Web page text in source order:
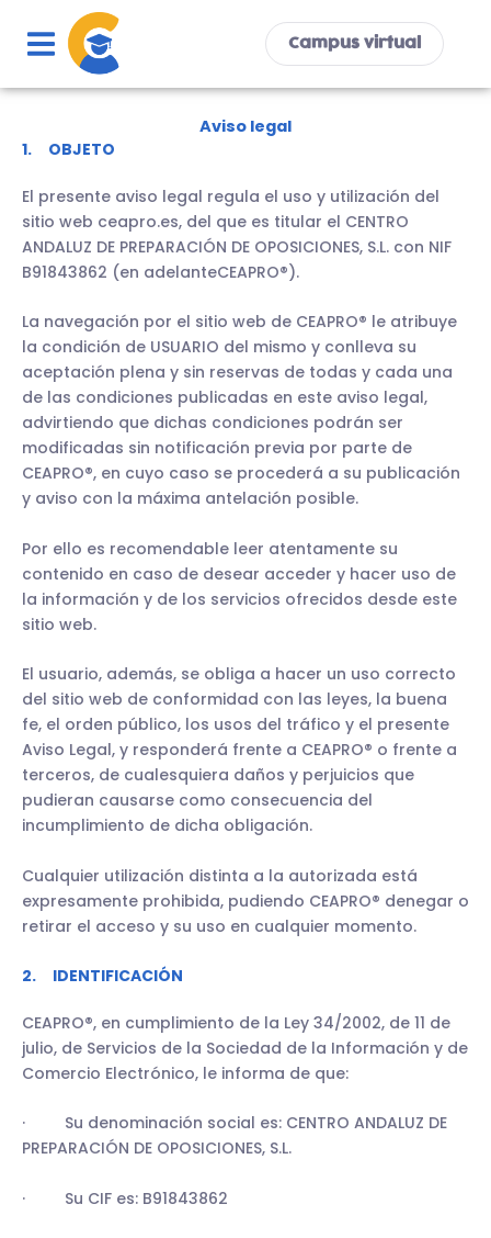
contenido
Campus virtual
Aviso legal
1. OBJETO
El presente aviso legal regula el uso y utilización del
sitio web ceapro.es, del que es titular el CENTRO
ANDALUZ DE PREPARACIÓN DE OPOSICIONES, S.L. con NIF
B91843862 (en adelanteCEAPRO®).
La navegación por el sitio web de CEAPRO® le atribuye
la condición de USUARIO del mismo y conlleva su
aceptación plena y sin reservas de todas y cada una
de las condiciones publicadas en este aviso legal,
advirtiendo que dichas condiciones podrán ser
modificadas sin notificación previa por parte de
CEAPRO®, en cuyo caso se procederá a su publicación
y aviso con la máxima antelación posible.
Por ello es recomendable leer atentamente su
contenido en caso de desear acceder y hacer uso de
la información y de los servicios ofrecidos desde este
sitio web.
El usuario, además, se obliga a hacer un uso correcto
del sitio web de conformidad con las leyes, la buena
fe, el orden público, los usos del tráfico y el presente
Aviso Legal, y responderá frente a CEAPRO® o frente a
terceros, de cualesquiera daños y perjuicios que
pudieran causarse como consecuencia del
incumplimiento de dicha obligación.
Cualquier utilización distinta a la autorizada está
expresamente prohibida, pudiendo CEAPRO® denegar o
retirar el acceso y su uso en cualquier momento.
2. IDENTIFICACIÓN
CEAPRO®, en cumplimiento de la Ley 34/2002, de 11 de
julio, de Servicios de la Sociedad de la Información y de
Comercio Electrónico, le informa de que:
· Su denominación social es: CENTRO ANDALUZ DE
PREPARACIÓN DE OPOSICIONES, S.L.
· Su CIF es: B91843862